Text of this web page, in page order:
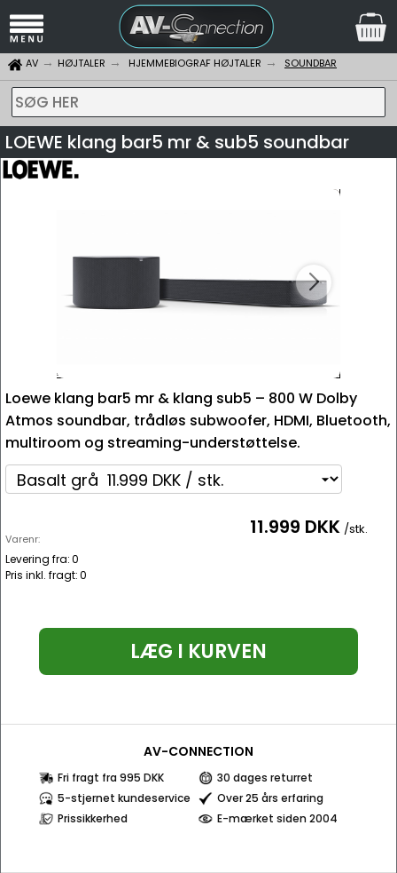
AV HØJTALER HJEMMEBIOGRAF HØJTALER SOUNDBAR
SØG HER
LOEWE klang bar5 mr & sub5 soundbar
Loewe klang bar5 mr & klang sub5 – 800 W Dolby
Atmos soundbar, trådløs subwoofer, HDMI, Bluetooth,
multiroom og streaming-understøttelse.
Varenr:
Levering fra:0
Pris inkl. fragt:0
11.999 DKK /stk.
LÆG I KURVEN
AV-CONNECTION
Fri fragt fra 995 DKK
30 dages returret
5-stjernet kundeservice
Over 25 års erfaring
Prissikkerhed
E-mærket siden 2004